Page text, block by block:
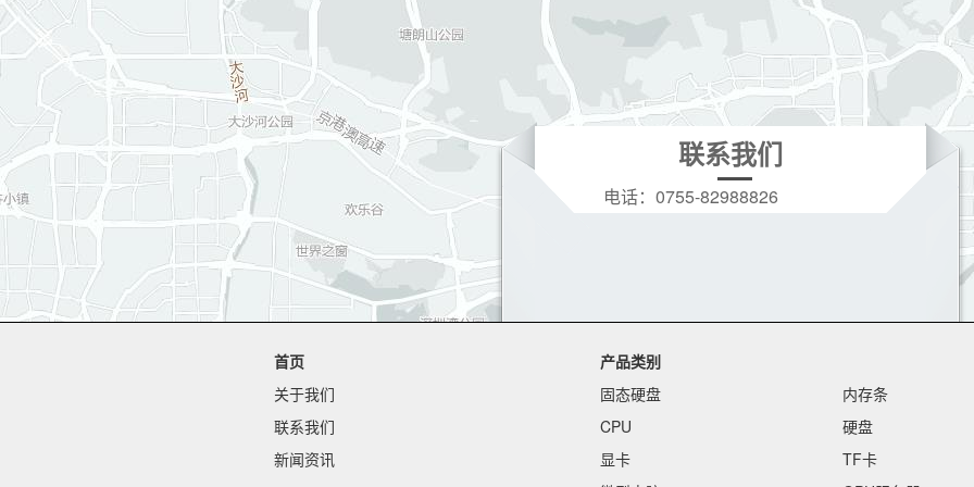
联系我们
电话： 0755-82988826
首页
关于我们
联系我们
新闻资讯
产品类别
固态硬盘
内存条
CPU
硬盘
显卡
TF卡